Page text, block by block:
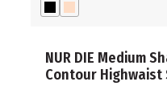
NUR DIE Medium
Contour Highwaist